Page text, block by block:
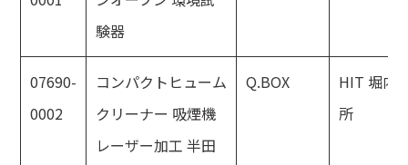
験器
07690-
0002
コンパクトヒューム
クリーナー 吸煙機
レーザー加工 半田
Q.BOX
HIT 堀内
所